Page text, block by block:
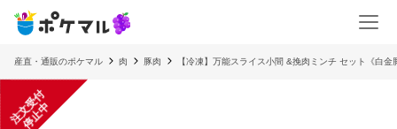
産直・通販のポケマル 肉 豚肉 【冷凍】万能スライス小間 &挽肉ミンチ セット《白金
注
文
受
付
停
止
中